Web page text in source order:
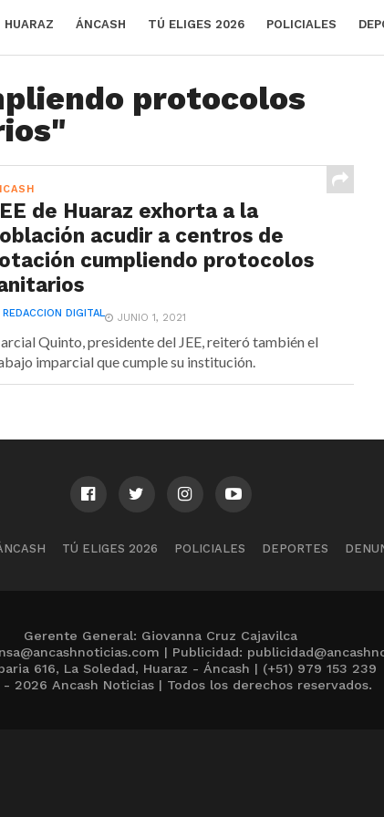
HUARAZ ÁNCASH TÚ ELIGES 2026 POLICIALES
protocolos
de Huaraz exhorta a la
acudir a centros de
cumpliendo protocolos
REDACCION DIGITAL JUNIO 1, 2021
Quinto, presidente del JEE, reiteró también el
imparcial que cumple su institución.
TÚ ELIGES 2026 POLICIALES DEPORTES
Gerente General: Giovanna Cruz Cajavilca
| Publicidad:
616, La Soledad, Huaraz - Áncash | (+51) 979 153 239
2026 Ancash Noticias | Todos los derechos reservados.